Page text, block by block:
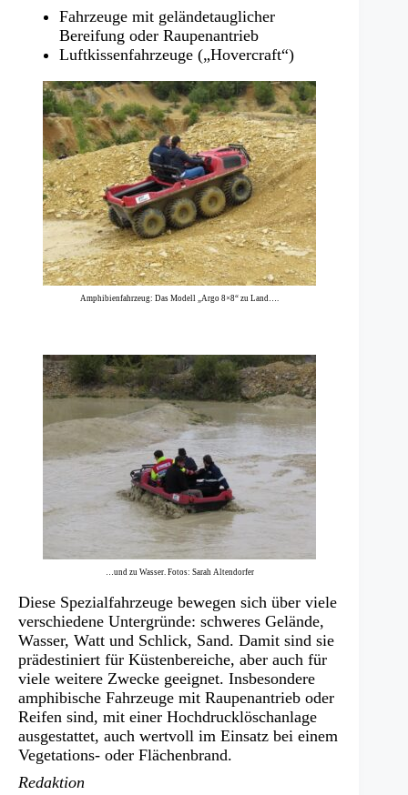
Fahrzeuge mit geländetauglicher
Bereifung oder Raupenantrieb
Luftkissenfahrzeuge („Hovercraft“)
Amphibienfahrzeug: Das Modell „Argo 8×8“ zu Land….
…und zu Wasser. Fotos: Sarah Altendorfer
Diese Spezialfahrzeuge bewegen sich über viele
verschiedene Untergründe: schweres Gelände,
Wasser, Watt und Schlick, Sand. Damit sind sie
prädestiniert für Küstenbereiche, aber auch für
viele weitere Zwecke geeignet. Insbesondere
amphibische Fahrzeuge mit Raupenantrieb oder
Reifen sind, mit einer Hochdrucklöschanlage
ausgestattet, auch wertvoll im Einsatz bei einem
Vegetations- oder Flächenbrand.
Redaktion